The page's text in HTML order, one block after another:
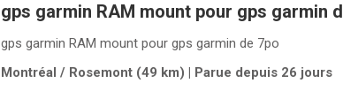
gps garmin RAM mount pour gps garmin
gps garmin RAM mount pour gps garmin de 7po
Montréal / Rosemont (49 km) | Parue depuis 26 jours